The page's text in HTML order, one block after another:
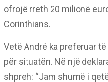
ofrojë rreth 20 milionë
Corinthians.
Vetë André ka preferuar
për situatën. Në një
shpreh: “Jam shumë i